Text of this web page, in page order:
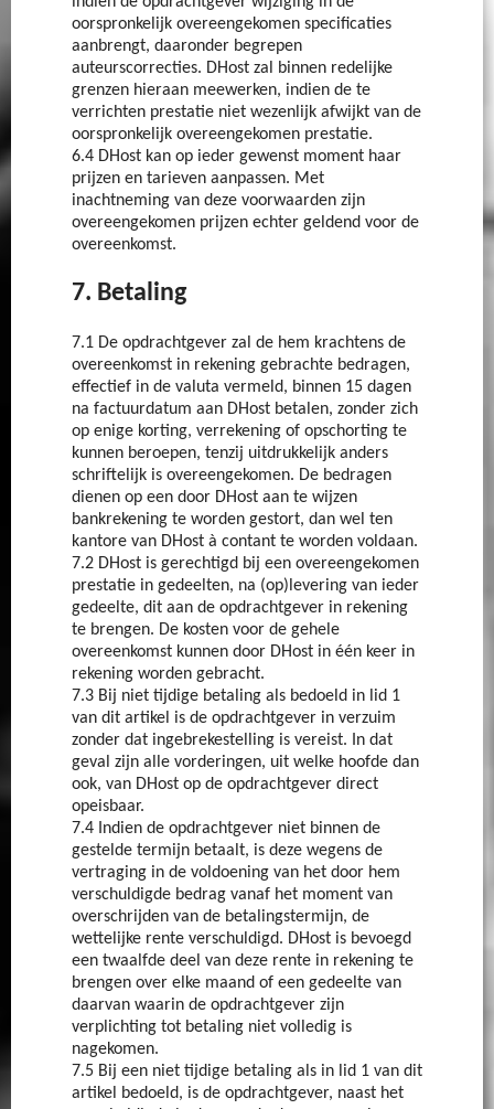
oorspronkelijk overeengekomen specificaties
aanbrengt, daaronder begrepen
auteurscorrecties. DHost zal binnen redelijke
grenzen hieraan meewerken, indien de te
verrichten prestatie niet wezenlijk afwijkt van de
oorspronkelijk overeengekomen prestatie.
6.4 DHost kan op ieder gewenst moment haar
prijzen en tarieven aanpassen. Met
inachtneming van deze voorwaarden zijn
overeengekomen prijzen echter geldend voor de
overeenkomst.
7. Betaling
7.1 De opdrachtgever zal de hem krachtens de
overeenkomst in rekening gebrachte bedragen,
effectief in de valuta vermeld, binnen 15 dagen
na factuurdatum aan DHost betalen, zonder zich
op enige korting, verrekening of opschorting te
kunnen beroepen, tenzij uitdrukkelijk anders
schriftelijk is overeengekomen. De bedragen
dienen op een door DHost aan te wijzen
bankrekening te worden gestort, dan wel ten
kantore van DHost à contant te worden voldaan.
7.2 DHost is gerechtigd bij een overeengekomen
prestatie in gedeelten, na (op)levering van ieder
gedeelte, dit aan de opdrachtgever in rekening
te brengen. De kosten voor de gehele
overeenkomst kunnen door DHost in één keer in
rekening worden gebracht.
7.3 Bij niet tijdige betaling als bedoeld in lid 1
van dit artikel is de opdrachtgever in verzuim
zonder dat ingebrekestelling is vereist. In dat
geval zijn alle vorderingen, uit welke hoofde dan
ook, van DHost op de opdrachtgever direct
opeisbaar.
7.4 Indien de opdrachtgever niet binnen de
gestelde termijn betaalt, is deze wegens de
vertraging in de voldoening van het door hem
verschuldigde bedrag vanaf het moment van
overschrijden van de betalingstermijn, de
wettelijke rente verschuldigd. DHost is bevoegd
een twaalfde deel van deze rente in rekening te
brengen over elke maand of een gedeelte van
daarvan waarin de opdrachtgever zijn
verplichting tot betaling niet volledig is
nagekomen.
7.5 Bij een niet tijdige betaling als in lid 1 van dit
artikel bedoeld, is de opdrachtgever, naast het